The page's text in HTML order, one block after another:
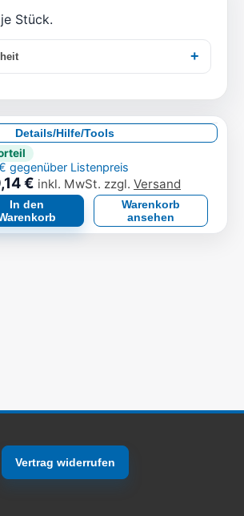
Stück.
Details/Hilfe/Tools
gegenüber Listenpreis
€ inkl. MwSt. zzgl. Versand
In den
Warenkorb
ansehen
Vertrag widerrufen